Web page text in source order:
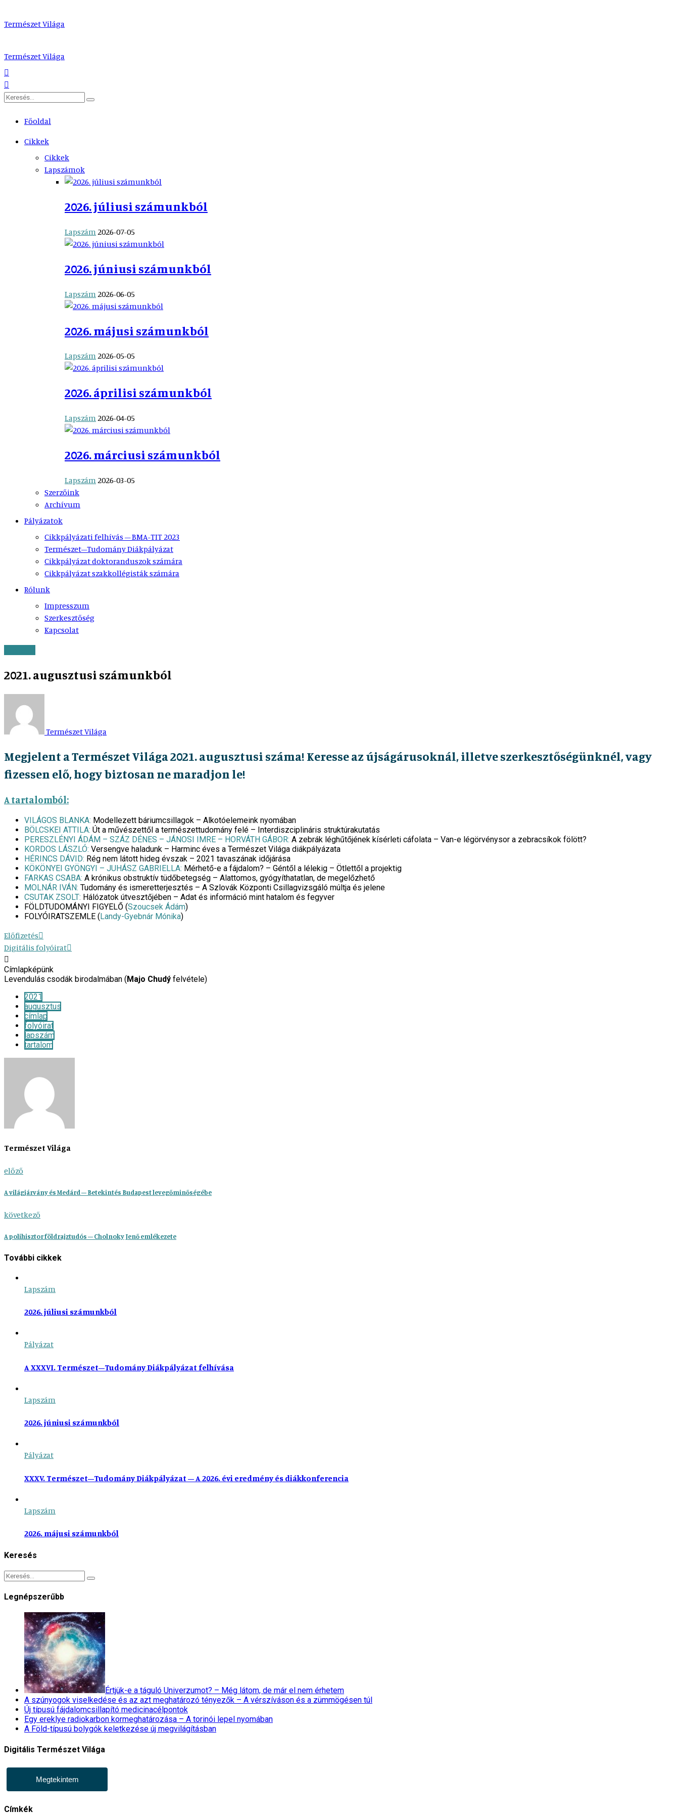
Természet Világa
Természet Világa
Főoldal
Cikkek
Cikkek
Lapszámok
2026. júliusi számunkból
Lapszám 2026-07-05
2026. júniusi számunkból
Lapszám 2026-06-05
2026. májusi számunkból
Lapszám2026-05-05
2026. áprilisi számunkból
Lapszám2026-04-05
2026. márciusi számunkból
Lapszám2026-03-05
Szerzőink
Archívum
Pályázatok
Cikkpályázati felhívás – BMA-TIT 2023
Természet–Tudomány Diákpályázat
Cikkpályázat doktoranduszok számára
Cikkpályázat szakkollégisták számára
Rólunk
Impresszum
Szerkesztőség
Kapcsolat
2021. augusztusi számunkból
Természet Világa
Megjelent a Természet Világa 2021. augusztusi száma! Keresse az újságárusoknál, illetve szerkesztőségünknél, vagy
fizessen elő, hogy biztosan ne maradjon le!
A tartalomból:
VILÁGOS BLANKA: Modellezett báriumcsillagok – Alkotóelemeink nyomában
BÖLCSKEI ATTILA: Út a művészettől a természettudomány felé – Interdiszciplináris struktúrakutatás
PERESZLÉNYI ÁDÁM – SZÁZ DÉNES – JÁNOSI IMRE – HORVÁTH GÁBOR: A zebrák léghűtőjének kísérleti cáfolata – Van-e légörvénysor a zebracsíkok fölött?
KORDOS LÁSZLÓ: Versengve haladunk – Harminc éves a Természet Világa diákpályázata
HÉRINCS DÁVID: Rég nem látott hideg évszak – 2021 tavaszának időjárása
KÖKÖNYEI GYÖNGYI – JUHÁSZ GABRIELLA: Mérhető-e a fájdalom? – Géntől a lélekig – Ötlettől a projektig
FARKAS CSABA: A krónikus obstruktív tüdőbetegség – Alattomos, gyógyíthatatlan, de megelőzhető
MOLNÁR IVÁN: Tudomány és ismeretterjesztés – A Szlovák Központi Csillagvizsgáló múltja és jelene
CSUTAK ZSOLT: Hálózatok útvesztőjében – Adat és információ mint hatalom és fegyver
FÖLDTUDOMÁNYI FIGYELŐ (Szoucsek Ádám)
FOLYÓIRATSZEMLE ( Landy-Gyebnár Mónika)
Előfizetés
Digitális folyóirat
Címlapképünk
Levendulás csodák birodalmában ( Majo Chudý felvétele)
2021
augusztus
címlap
folyóirat
lapszám
tartalom
Természet Világa
előző
A világjárvány és Medárd – Betekintés Budapest levegőminőségébe
következő
A polihisztor földrajztudós – Cholnoky Jenő emlékezete
További cikkek
Lapszám
2026. júliusi számunkból
Pályázat
A XXXVI. Természet–Tudomány Diákpályázat felhívása
Lapszám
2026. júniusi számunkból
Pályázat
XXXV. Természet–Tudomány Diákpályázat – A 2026. évi eredmény és diákkonferencia
Lapszám
2026. májusi számunkból
Keresés
Legnépszerűbb
Értjük-e a táguló Univerzumot? – Még látom, de már el nem érhetem
A szúnyogok viselkedése és az azt meghatározó tényezők – A vérszíváson és a zümmögésen túl
Új típusú fájdalomcsillapító medicinacélpontok
Egy ereklye radiokarbon kormeghatározása – A torinói lepel nyomában
A Föld-típusú bolygók keletkezése új megvilágításban
Digitális Természet Világa
Megtekintem
Címkék